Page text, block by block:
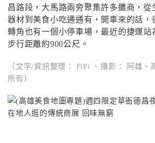
昌路段，大馬路兩旁聚集許多攤商，從
器材到美食小吃通通有，開車來的話，
轉角也有一個小停車場，最近的捷運站
步行距離約900公尺。
（文字/資訊整理： FiFi 、攝影： 阿雄、
所有）